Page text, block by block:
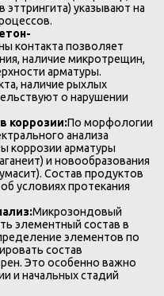
указывают на
контакта позволяет
наличие микротрещин,
арматуры.
наличие рыхлых
о нарушении
коррозии:По морфологии
анализа
коррозии арматуры
и новообразования
Состав продуктов
условиях протекания
Микрозондовый
элементный состав в
элементов по
состав
Это особенно важно
и начальных стадий